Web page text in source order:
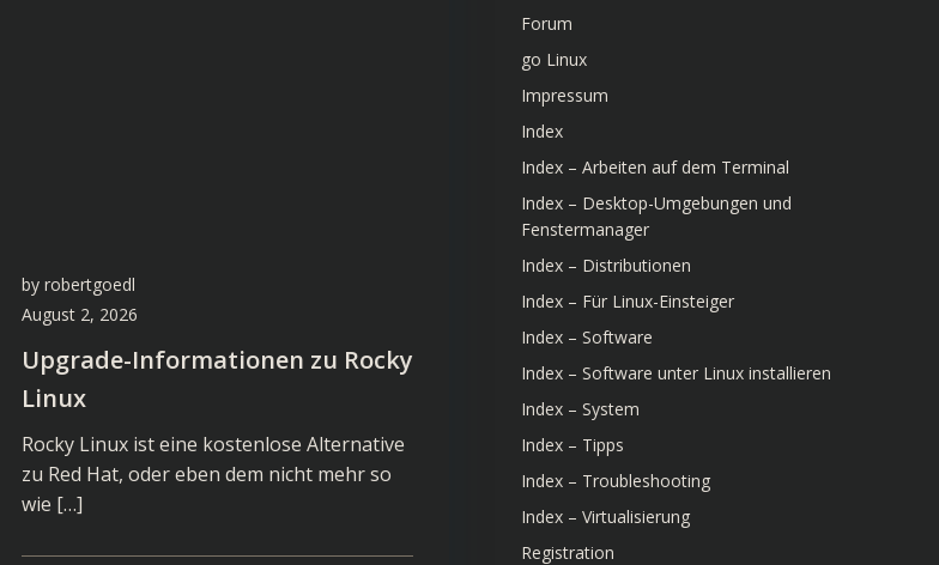
by robertgoedl
August 2, 2026
Upgrade-Informationen zu Rocky
Linux
Rocky Linux ist eine kostenlose Alternative
zu Red Hat, oder eben dem nicht mehr so
wie […]
Forum
go Linux
Impressum
Index
Index – Arbeiten auf dem Terminal
Index – Desktop-Umgebungen und
Fenstermanager
Index – Distributionen
Index – Für Linux-Einsteiger
Index – Software
Index – Software unter Linux installieren
Index – System
Index – Tipps
Index – Troubleshooting
Index – Virtualisierung
Registration